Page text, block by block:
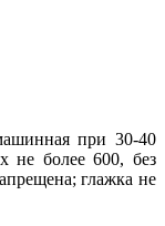
при 30-40
не более 600, без
глажка не